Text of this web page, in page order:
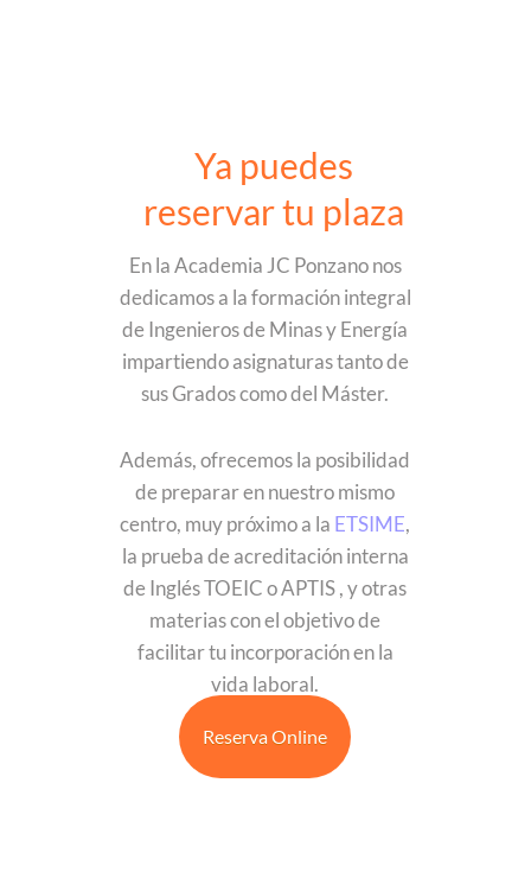
Ya puedes
reservar tu plaza
En la Academia JC Ponzano nos
dedicamos a la formación integral
de Ingenieros de Minas y Energía
impartiendo asignaturas tanto de
sus Grados como del Máster.
Además, ofrecemos la posibilidad
de preparar en nuestro mismo
centro, muy próximo a la ETSIME,
la prueba de acreditación interna
de Inglés TOEIC o APTIS , y otras
materias con el objetivo de
facilitar tu incorporación en la
vida laboral.
Reserva Online